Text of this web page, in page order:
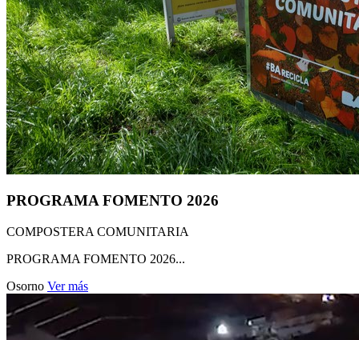
PROGRAMA FOMENTO 2026
COMPOSTERA COMUNITARIA
PROGRAMA FOMENTO 2026...
Osorno Ver más